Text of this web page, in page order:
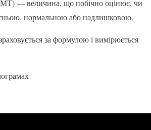
— величина, що побічно оцінює, чи
нормальною або надлишковою.
за формулою і вимірюється